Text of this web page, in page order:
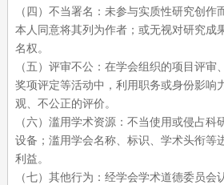
（四）不当署名：未参与实质性研究创作
本人同意将其列为作者；或无视对研究成
名权。
（五）评审不公：在学会组织的项目评审
奖项评定等活动中，利用职务或身份影响
观、不公正的评价。
（六）滥用学术资源：不当使用或侵占科
设备；滥用学会名称、标识、学术头衔等
利益。
（七）其他行为：经学会学术道德委员会